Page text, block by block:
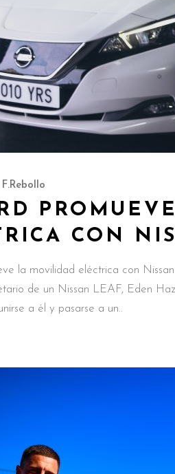
F.Rebollo
CON
la movilidad eléctrica con
de un Nissan LEAF, Eden
a él y pasarse a un